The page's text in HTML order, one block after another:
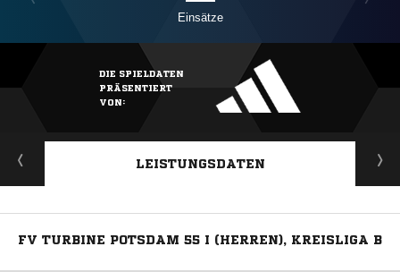
Einsätze
DIE SPIELDATEN
PRÄSENTIERT
VON:
LEISTUNGSDATEN
FV TURBINE POTSDAM 55 I (HERREN), KREISLIGA B